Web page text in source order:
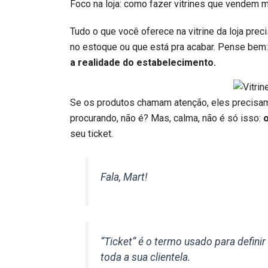
Foco na loja: como fazer vitrines que vendem
Tudo o que você oferece na vitrine da loja
no estoque ou que está pra acabar. Pense
a realidade do estabelecimento.
Se os produtos chamam atenção, eles
procurando, não é? Mas, calma, não é só isso:
seu ticket.
Fala, Mart!
“Ticket” é o termo usado para
toda a sua clientela.